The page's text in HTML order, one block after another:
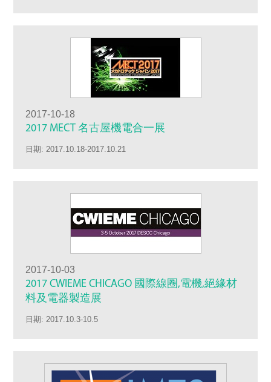
2017-10-18
2017 MECT 名古屋機電合一展
日期: 2017.10.18-2017.10.21
2017-10-03
2017 CWIEME CHICAGO 國際線圈,電機,絕緣材
料及電器製造展
日期: 2017.10.3-10.5